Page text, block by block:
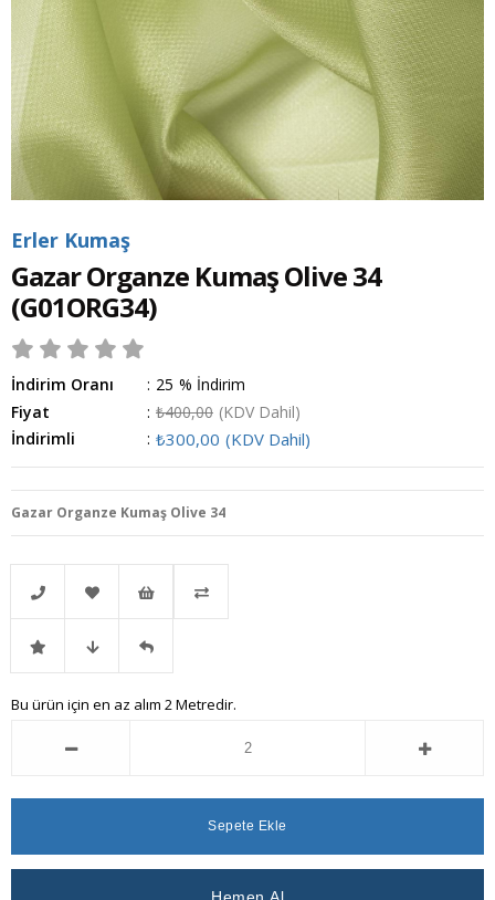
Erler Kumaş
Gazar Organze Kumaş Olive 34
(G01ORG34)
İndirim Oranı : %
25
İndirim
Fiyat
: ₺400,00 (KDV Dahil)
İndirimli
: ₺300,00 (KDV Dahil)
Gazar Organze Kumaş Olive 34
Telefonla
Sipariş
Favorilere
Ekle
İstek
Listeme
İndirimli Fiyat
Ver
Gelince
Bu ürün için en az alım 2 Metredir.